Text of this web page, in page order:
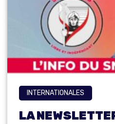
INTERNATIONALES
LA